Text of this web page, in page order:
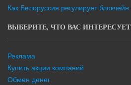
Как Белоруссия регулирует блокчейн
ВЫБЕРИТЕ, ЧТО ВАС ИНТЕРЕСУЕТ
Реклама
Купить акции компаний
Обмен денег